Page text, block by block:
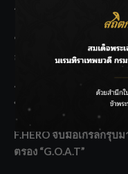
ระบายน้ำศรีสองรักฯ
‘แมน การิน’ แชร์ความเ
ลาโลกนี้ ให้ใส่บาตรสิ่งนั้
ราชเลขานุการในพระอง
ทรายใต้ เสริมความมั่นคง
F.HERO จับมือเกิร์ลกรุ๊ป
ตรอง “G.O.A.T”